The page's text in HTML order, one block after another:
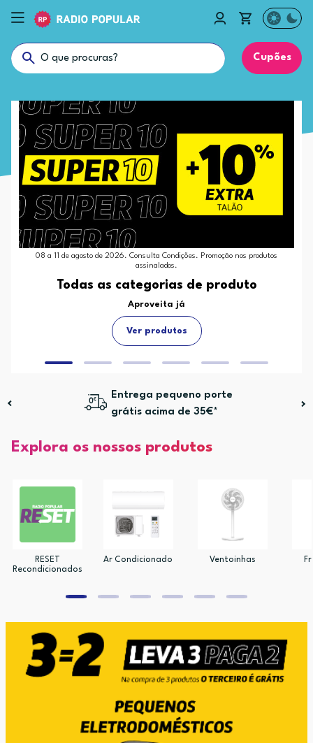
Cupões
08 a 11 de agosto de 2026. Consulta Condições. Promoção nos produtos
assinalados.
Todas as categorias de produto
Aproveita já
Ver produtos
Entrega pequeno porte
grátis acima de 35€*
Explora os nossos produtos
RESET
Recondicionados
Ar Condicionado Ventoinhas